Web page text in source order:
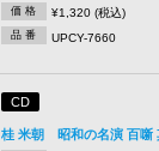
価 格 ¥1,320 (税込)
品 番 UPCY-7660
CD
桂 米朝 昭和の名演 百噺